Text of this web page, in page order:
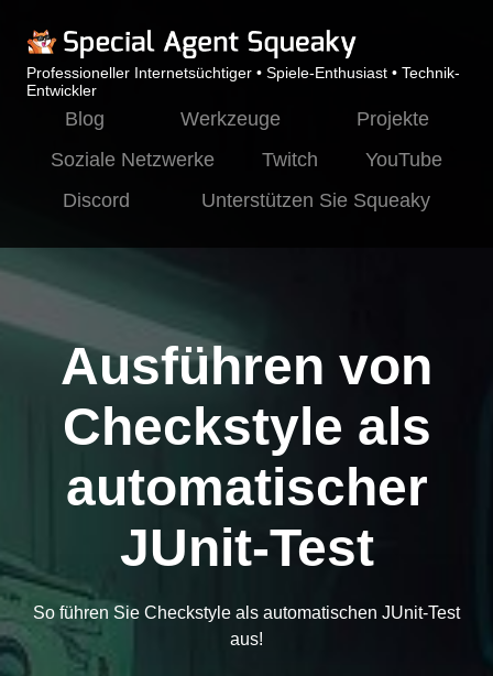
Professioneller Internetsüchtiger • Spiele-Enthusiast • Technik-
Entwickler
Blog Werkzeuge
Projekte
Soziale Netzwerke
Twitch
YouTube
Discord
Unterstützen Sie Squeaky
Ausführen von
Checkstyle als
automatischer
JUnit-Test
So führen Sie Checkstyle als automatischen JUnit-Test
aus!